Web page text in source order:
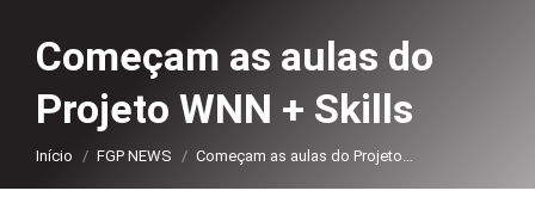
Começam as aulas do
Projeto WNN + Skills
Você está aqui:
Início FGP NEWS Começam as aulas do Projeto…